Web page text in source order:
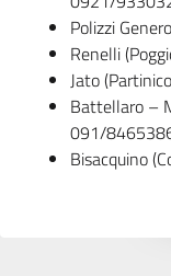
Polizzi
Renelli
Jato
Battellaro –
091/
Bisacquino